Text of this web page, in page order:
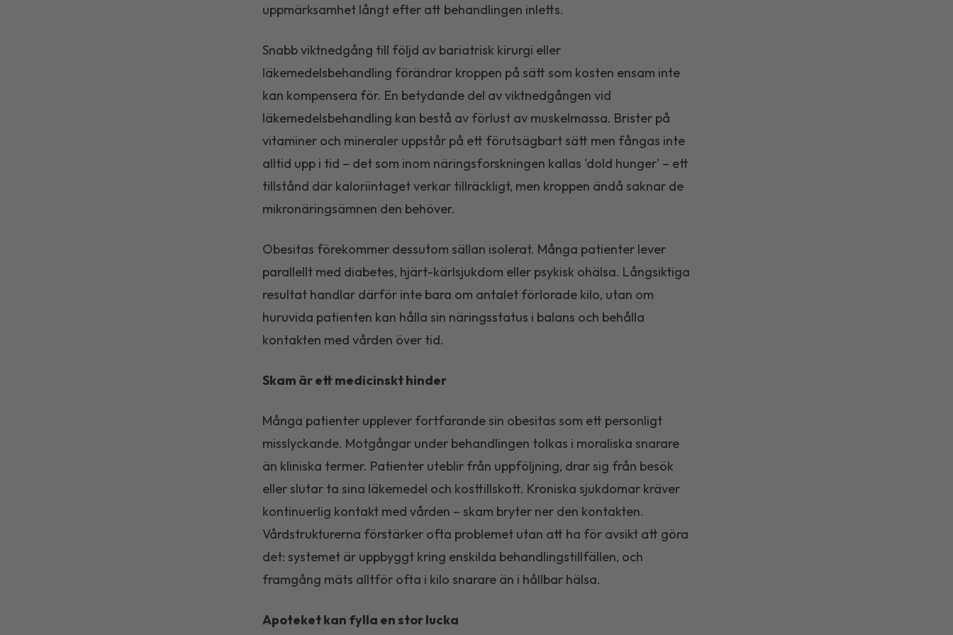
uppmärksamhet långt efter att behandlingen inletts.
Snabb viktnedgång till följd av bariatrisk kirurgi eller
läkemedelsbehandling förändrar kroppen på sätt som kosten ensam inte
kan kompensera för. En betydande del av viktnedgången vid
läkemedelsbehandling kan bestå av förlust av muskelmassa. Brister på
vitaminer och mineraler uppstår på ett förutsägbart sätt men fångas inte
alltid upp i tid – det som inom näringsforskningen kallas 'dold hunger' – ett
tillstånd där kaloriintaget verkar tillräckligt, men kroppen ändå saknar de
mikronäringsämnen den behöver.
Obesitas förekommer dessutom sällan isolerat. Många patienter lever
parallellt med diabetes, hjärt-kärlsjukdom eller psykisk ohälsa. Långsiktiga
resultat handlar därför inte bara om antalet förlorade kilo, utan om
huruvida patienten kan hålla sin näringsstatus i balans och behålla
kontakten med vården över tid.
Skam är ett medicinskt hinder
Många patienter upplever fortfarande sin obesitas som ett personligt
misslyckande. Motgångar under behandlingen tolkas i moraliska snarare
än kliniska termer. Patienter uteblir från uppföljning, drar sig från besök
eller slutar ta sina läkemedel och kosttillskott. Kroniska sjukdomar kräver
kontinuerlig kontakt med vården – skam bryter ner den kontakten.
Vårdstrukturerna förstärker ofta problemet utan att ha för avsikt att göra
det: systemet är uppbyggt kring enskilda behandlingstillfällen, och
framgång mäts alltför ofta i kilo snarare än i hållbar hälsa.
Apoteket kan fylla en stor lucka